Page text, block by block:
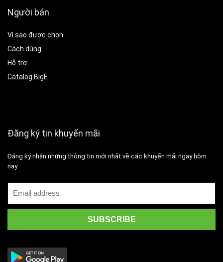
Người bán
Vì sao được chọn
Cách dùng
Hỗ trợ
Catalog BigE
Đăng ký tin khuyến mãi
Đăng ký nhận những thông tin mới nhất về các khuyến mãi ngay hôm
nay.